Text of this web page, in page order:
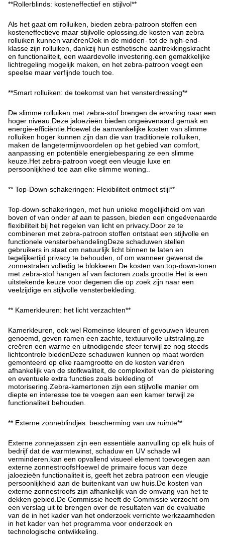
**Rollerblinds: kosteneffectief en stijlvol**
Als het gaat om rolluiken, bieden zebra-patroon stoffen een
kosteneffectieve maar stijlvolle oplossing.de kosten van zebra
rolluiken kunnen variërenOok in de midden- tot de high-end-
klasse zijn rolluiken, dankzij hun esthetische aantrekkingskracht
en functionaliteit, een waardevolle investering.een gemakkelijke
lichtregeling mogelijk maken, en het zebra-patroon voegt een
speelse maar verfijnde touch toe.
**Smart rolluiken: de toekomst van het vensterdressing**
De slimme rolluiken met zebra-stof brengen de ervaring naar een
hoger niveau.Deze jaloezieën bieden ongeëvenaard gemak en
energie-efficiëntie.Hoewel de aanvankelijke kosten van slimme
rolluiken hoger kunnen zijn dan die van traditionele rolluiken,
maken de langetermijnvoordelen op het gebied van comfort,
aanpassing en potentiële energiebesparing ze een slimme
keuze.Het zebra-patroon voegt een vleugje luxe en
persoonlijkheid toe aan elke slimme woning..
** Top-Down-schakeringen: Flexibiliteit ontmoet stijl**
Top-down-schakeringen, met hun unieke mogelijkheid om van
boven of van onder af aan te passen, bieden een ongeëvenaarde
flexibiliteit bij het regelen van licht en privacy.Door ze te
combineren met zebra-patroon stoffen ontstaat een stijlvolle en
functionele vensterbehandelingDeze schaduwen stellen
gebruikers in staat om natuurlijk licht binnen te laten en
tegelijkertijd privacy te behouden, of om wanneer gewenst de
zonnestralen volledig te blokkeren.De kosten van top-down-tonen
met zebra-stof hangen af van factoren zoals grootte.Het is een
uitstekende keuze voor degenen die op zoek zijn naar een
veelzijdige en stijlvolle vensterbekleding.
** Kamerkleuren: het licht verzachten**
Kamerkleuren, ook wel Romeinse kleuren of gevouwen kleuren
genoemd, geven ramen een zachte, textuurvolle uitstraling.ze
creëren een warme en uitnodigende sfeer terwijl ze nog steeds
lichtcontrole biedenDeze schaduwen kunnen op maat worden
gemonteerd op elke raamgrootte en de kosten variëren
afhankelijk van de stofkwaliteit, de complexiteit van de pleistering
en eventuele extra functies zoals bekleding of
motorisering.Zebra-kamertonen zijn een stijlvolle manier om
diepte en interesse toe te voegen aan een kamer terwijl ze
functionaliteit behouden.
** Externe zonneblindjes: bescherming van uw ruimte**
Externe zonnejassen zijn een essentiële aanvulling op elk huis of
bedrijf dat de warmtewinst, schaduw en UV schade wil
verminderen.kan een opvallend visueel element toevoegen aan
externe zonnestroofsHoewel de primaire focus van deze
jaloezieën functionaliteit is, geeft het zebra patroon een vleugje
persoonlijkheid aan de buitenkant van uw huis.De kosten van
externe zonnestroofs zijn afhankelijk van de omvang van het te
dekken gebied.De Commissie heeft de Commissie verzocht om
een verslag uit te brengen over de resultaten van de evaluatie
van de in het kader van het onderzoek verrichte werkzaamheden
in het kader van het programma voor onderzoek en
technologische ontwikkeling.